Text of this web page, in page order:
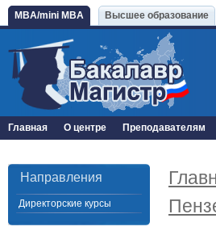
MBA/mini MBA Высшее образование
Главная О центре Преподавателям
Направления
Директорские курсы